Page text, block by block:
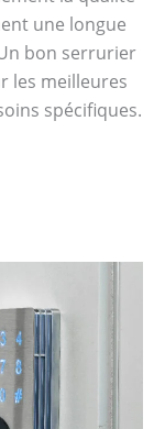
une longue
bon serrurier
les meilleures
spécifiques.